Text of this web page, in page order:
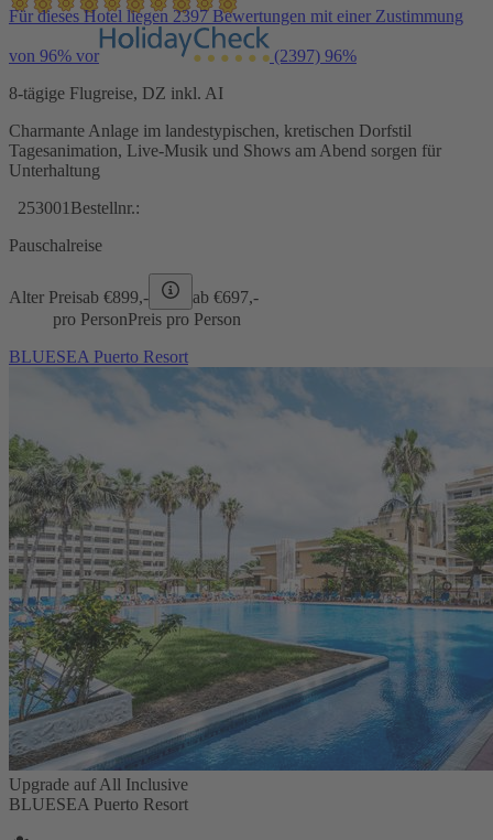
Für dieses Hotel liegen 2397 Bewertungen mit einer Zustimmung
von 96% vor (2397) 96%
8-tägige Flugreise, DZ inkl. AI
Charmante Anlage im landestypischen, kretischen Dorfstil
Tagesanimation, Live-Musik und Shows am Abend sorgen für
Unterhaltung
253001 Bestellnr.:
Pauschalreise
Alter Preisab €899,- ab €697,-
pro PersonPreis pro Person
BLUESEA Puerto Resort
Upgrade auf All Inclusive
BLUESEA Puerto Resort